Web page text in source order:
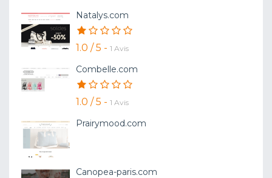
Natalys.com
1.0 / 5 - 1 Avis
Combelle.com
1.0 / 5 - 1 Avis
Prairymood.com
Canopea-paris.com